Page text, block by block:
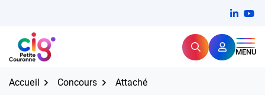
contenu
CIG Petite Couronne RechercherMENU
Expertise et proximité pour
Accueil Concours Attaché